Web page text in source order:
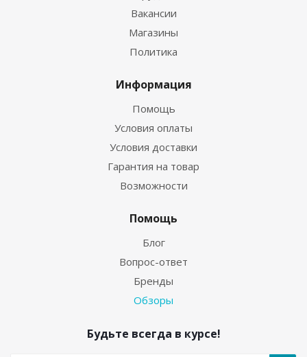
Вакансии
Магазины
Политика
Информация
Помощь
Условия оплаты
Условия доставки
Гарантия на товар
Возможности
Помощь
Блог
Вопрос-ответ
Бренды
Обзоры
Будьте всегда в курсе!